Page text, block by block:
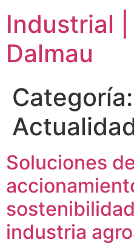
contenido
Industrial
Dalmau
Categoría:
Soluciones
industria